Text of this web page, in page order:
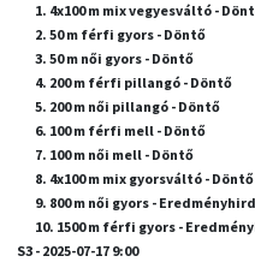
1. 4x100 m mix vegyesváltó -
2. 50 m férfi gyors - Döntő
3. 50 m női gyors - Döntő
4. 200 m férfi pillangó - Döntő
5. 200 m női pillangó - Döntő
6. 100 m férfi mell - Döntő
7. 100 m női mell - Döntő
8. 4x100 m mix gyorsváltó - Döntő
9. 800 m női gyors -
10. 1500 m férfi gyors -
S3 - 2025-07-17 9:00